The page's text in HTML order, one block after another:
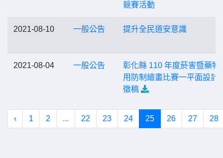
競賽活動
2021-08-10 一般公告 提升全民道安意識
2021-08-04 一般公告
彰化縣 110 年度菸害暨藥物
用防制繪畫比賽一平面設計
徵稿
‹ 1 2 ... 22 23 24 25 26 27 28